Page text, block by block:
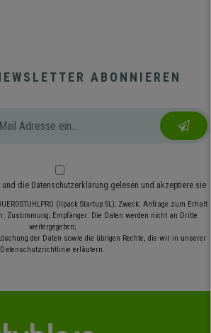
ABONNIEREN
und die Datenschutzerklärung gelesen und akzeptiere sie
(Ilpack Startup SL); Zweck: Anfrage zum Erhalt
Zustimmung; Empfänger: Die Daten werden nicht an Dritte
weitergegeben;
der Daten sowie die übrigen Rechte, die wir in unserer
Datenschutzrichtlinie erläutern.